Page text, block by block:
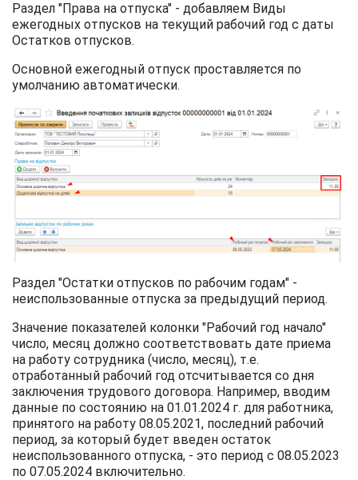
Раздел "Права на отпуска" - добавляем Виды
ежегодных отпусков на текущий рабочий год с даты
Остатков отпусков.
Основной ежегодный отпуск проставляется по
умолчанию автоматически.
Раздел "Остатки отпусков по рабочим годам" -
неиспользованные отпуска за предыдущий период.
Значение показателей колонки "Рабочий год начало"
число, месяц должно соответствовать дате приема
на работу сотрудника (число, месяц), т.е.
отработанный рабочий год отсчитывается со дня
заключения трудового договора. Например, вводим
данные по состоянию на 01.01.2024 г. для работника,
принятого на работу 08.05.2021, последний рабочий
период, за который будет введен остаток
неиспользованного отпуска, - это период с 08.05.2023
по 07.05.2024 включительно.